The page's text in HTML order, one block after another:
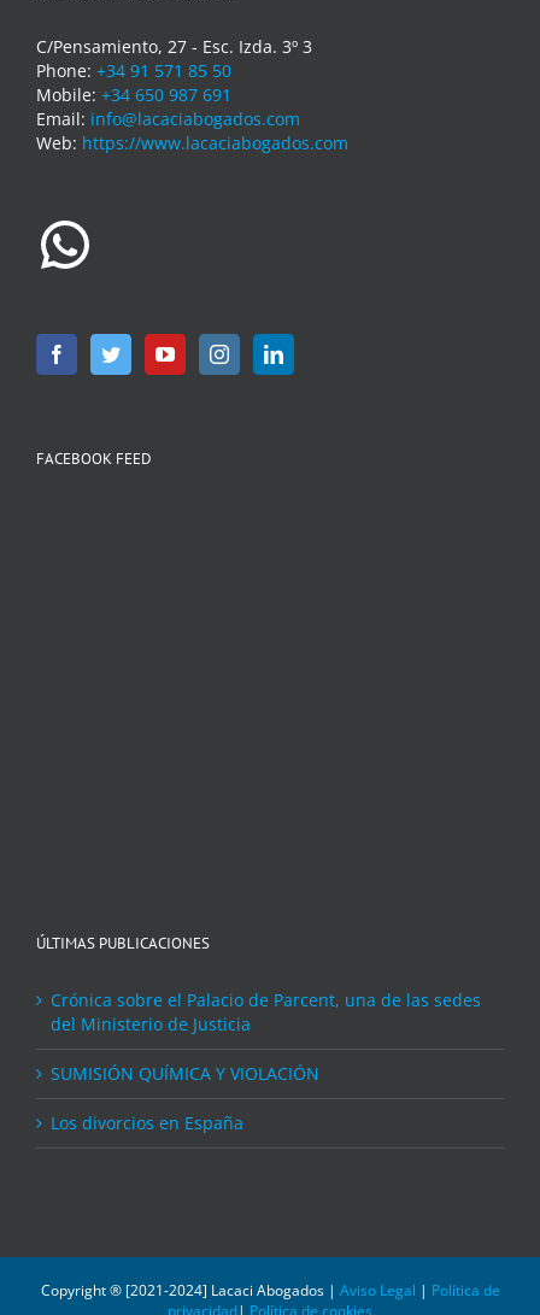
C/Pensamiento, 27 - Esc. Izda. 3º 3
Phone: +34 91 571 85 50
Mobile: +34 650 987 691
Email: info@lacaciabogados.com
Web: https://www.lacaciabogados.com
FACEBOOK FEED
ÚLTIMAS PUBLICACIONES
Crónica sobre el Palacio de Parcent, una de las sedes
del Ministerio de Justicia
SUMISIÓN QUÍMICA Y VIOLACIÓN
Los divorcios en España
Copyright ® [2021-2024] Lacaci Abogados | Aviso Legal | Política de
privacidad| Política de cookies